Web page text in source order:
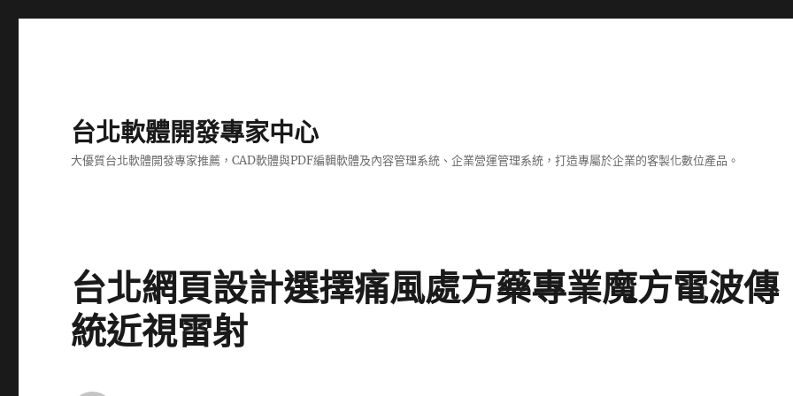
台北軟體開發專家中心
大優質台北軟體開發專家推薦，CAD軟體與PDF編輯軟體及內容管理系統、企業營運管理系統，打造專屬於企業的客製化數位產品。
台北網頁設計選擇痛風處方藥專業魔方電波傳
統近視雷射